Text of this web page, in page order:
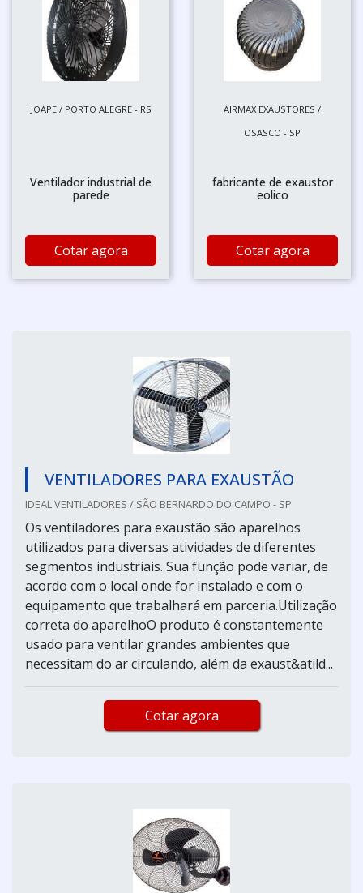
JOAPE / PORTO ALEGRE - RS
Ventilador industrial de
parede
Cotar agora
AIRMAX EXAUSTORES /
OSASCO - SP
fabricante de exaustor
eolico
Cotar agora
VENTILADORES PARA EXAUSTÃO
IDEAL VENTILADORES / SÃO BERNARDO DO CAMPO - SP
Os ventiladores para exaustão são aparelhos
utilizados para diversas atividades de diferentes
segmentos industriais. Sua função pode variar, de
acordo com o local onde for instalado e com o
equipamento que trabalhará em parceria.Utilização
correta do aparelhoO produto é constantemente
usado para ventilar grandes ambientes que
necessitam do ar circulando, além da exaust&atild...
Cotar agora